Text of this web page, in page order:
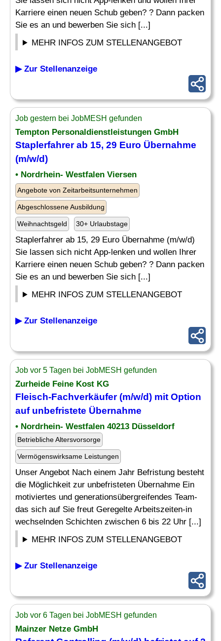
Karriere einen neuen Schub geben? ? Dann packen
Sie es an und bewerben Sie sich [...]
MEHR INFOS ZUM STELLENANGEBOT
▶ Zur Stellenanzeige
Job gestern bei JobMESH gefunden
Tempton Personaldienstleistungen GmbH
Staplerfahrer ab 15, 29 Euro Übernahme
(m/w/d)
• Nordrhein- Westfalen Viersen
Angebote von Zeitarbeitsunternehmen
Abgeschlossene Ausbildung
Weihnachtsgeld 30+ Urlaubstage
Staplerfahrer ab 15, 29 Euro Übernahme (m/w/d)
Sie lassen sich nicht App-lenken und wollen Ihrer
Karriere einen neuen Schub geben? ? Dann packen
Sie es an und bewerben Sie sich [...]
MEHR INFOS ZUM STELLENANGEBOT
▶ Zur Stellenanzeige
Job vor 5 Tagen bei JobMESH gefunden
Zurheide Feine Kost KG
Fleisch-Fachverkäufer (m/w/d) mit Option
auf unbefristete Übernahme
• Nordrhein- Westfalen 40213 Düsseldorf
Betriebliche Altersvorsorge
Vermögenswirksame Leistungen
Unser Angebot Nach einem Jahr Befristung besteht
die Möglichkeit zur unbefristeten Übernahme Ein
motiviertes und generationsübergreifendes Team-
das sich auf Sie freut Geregelte Arbeitszeiten-in
wechselnden Schichten zwischen 6 bis 22 Uhr [...]
MEHR INFOS ZUM STELLENANGEBOT
▶ Zur Stellenanzeige
Job vor 6 Tagen bei JobMESH gefunden
Mainzer Netze GmbH